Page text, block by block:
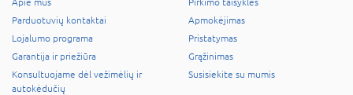
Parduotuvių kontaktai
Lojalumo programa
Garantija ir priežiūra
Konsultuojame dėl vežimėlių ir
autokėdučių
Apmokėjimas
Pristatymas
Grąžinimas
Susisiekite su mumis